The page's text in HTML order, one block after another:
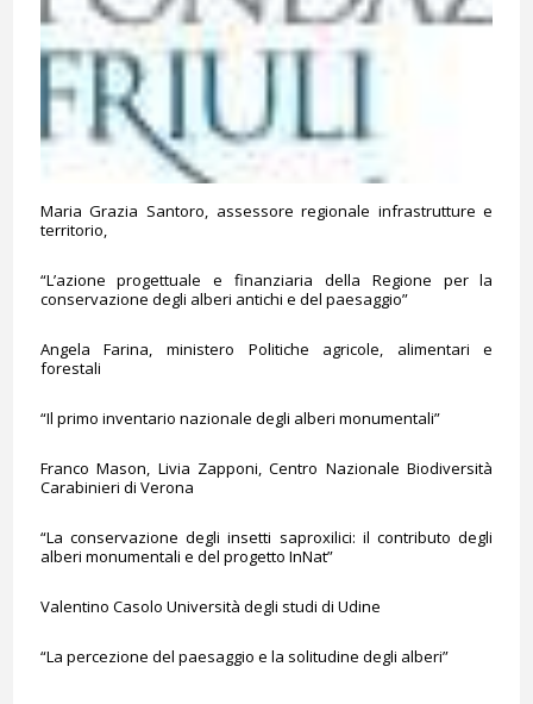
Maria Grazia Santoro, assessore regionale infrastrutture e
territorio,
“L’azione progettuale e finanziaria della Regione per la
conservazione degli alberi antichi e del paesaggio”
Angela Farina, ministero Politiche agricole, alimentari e
forestali
“Il primo inventario nazionale degli alberi monumentali”
Franco Mason, Livia Zapponi, Centro Nazionale Biodiversità
Carabinieri di Verona
“La conservazione degli insetti saproxilici: il contributo degli
alberi monumentali e del progetto InNat”
Valentino Casolo Università degli studi di Udine
“La percezione del paesaggio e la solitudine degli alberi”